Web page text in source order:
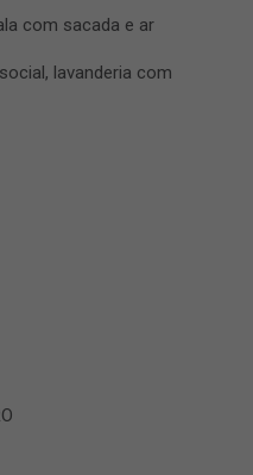
com sacada e ar
lavanderia com